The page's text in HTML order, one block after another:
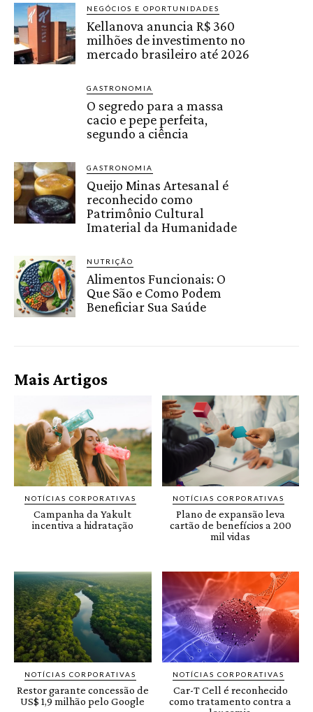
NEGÓCIOS E OPORTUNIDADES
Kellanova anuncia R$ 360
milhões de investimento no
mercado brasileiro até 2026
GASTRONOMIA
O segredo para a massa
cacio e pepe perfeita,
segundo a ciência
GASTRONOMIA
Queijo Minas Artesanal é
reconhecido como
Patrimônio Cultural
Imaterial da Humanidade
NUTRIÇÃO
Alimentos Funcionais: O
Que São e Como Podem
Beneficiar Sua Saúde
Mais Artigos
NOTÍCIAS CORPORATIVAS
Campanha da Yakult
incentiva a hidratação
NOTÍCIAS CORPORATIVAS
Plano de expansão leva
cartão de benefícios a 200
mil vidas
NOTÍCIAS CORPORATIVAS
Restor garante concessão de
US$ 1,9 milhão pelo Google
NOTÍCIAS CORPORATIVAS
Car-T Cell é reconhecido
como tratamento contra a